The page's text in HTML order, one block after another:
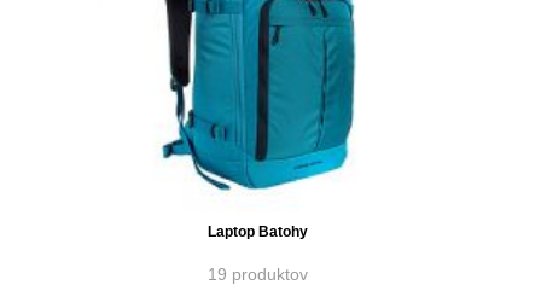
Laptop Batohy
19 produktov